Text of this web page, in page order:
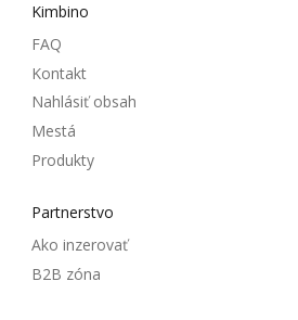
Kimbino
FAQ
Kontakt
Nahlásiť obsah
Mestá
Produkty
Partnerstvo
Ako inzerovať
B2B zóna